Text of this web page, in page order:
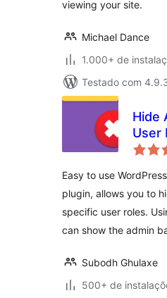
viewing your site.
Michael Dance
1.000+ de
Testado com
Hide
User
Easy to use
plugin, allows you to
specific user roles.
can show the admin
Subodh Ghulaxe
500+ de